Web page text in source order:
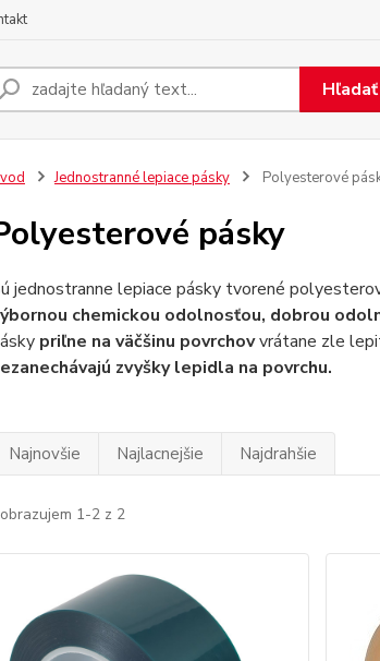
Hľadať
Jednostranné lepiace pásky Polyesterové
pásky
jednostranne lepiace pásky tvorené
chemickou odolnosťou, dobrou
priľne na väčšinu povrchovvrátane zle
zvyšky lepidla na povrchu.
Najnovšie Najlacnejšie Najdrahšie
1-2 z 2